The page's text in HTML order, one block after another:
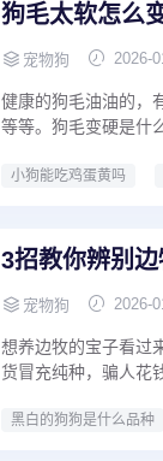
狗毛太软怎么
宠物狗 2026-
健康的狗毛油油的，
等等。狗毛变硬是什
小狗能吃鸡蛋黄吗
3招教你辨别
宠物狗 2026-
想养边牧的宝子看过
货冒充纯种，骗人花
黑白的狗狗是什么品种